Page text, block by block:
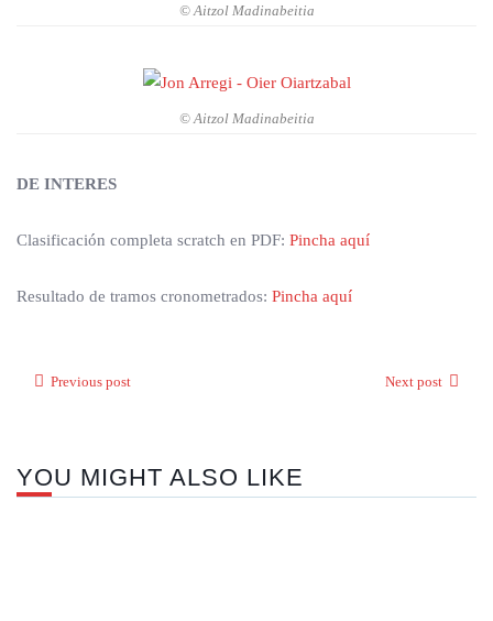
© Aitzol Madinabeitia
© Aitzol Madinabeitia
DE INTERES
Clasificación completa scratch en PDF: Pincha aquí
Resultado de tramos cronometrados: Pincha aquí
Previous post Next post
YOU MIGHT ALSO LIKE